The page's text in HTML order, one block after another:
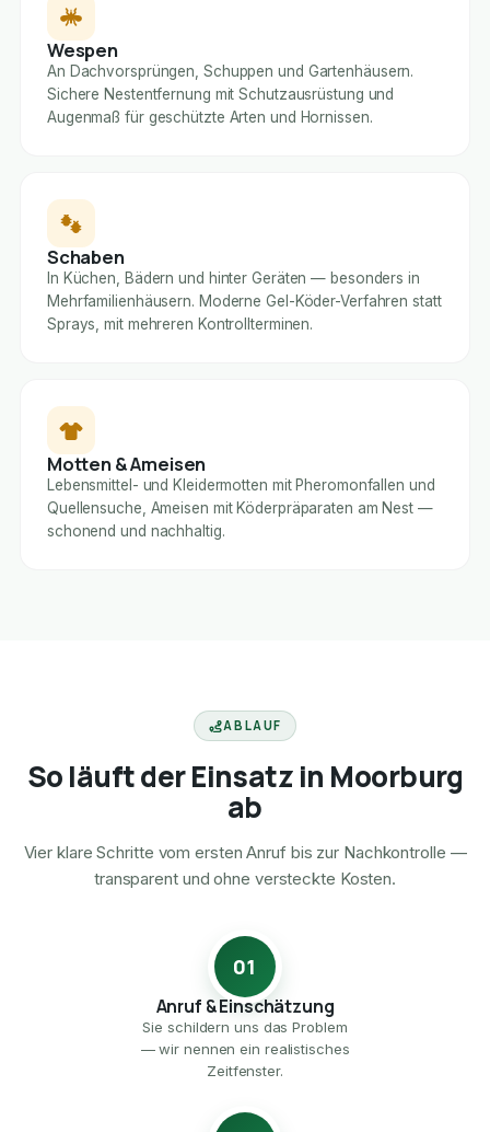
Wespen
An Dachvorsprüngen, Schuppen und Gartenhäusern.
Sichere Nestentfernung mit Schutzausrüstung und
Augenmaß für geschützte Arten und Hornissen.
Schaben
In Küchen, Bädern und hinter Geräten — besonders in
Mehrfamilienhäusern. Moderne Gel-Köder-Verfahren statt
Sprays, mit mehreren Kontrollterminen.
Motten & Ameisen
Lebensmittel- und Kleidermotten mit Pheromonfallen und
Quellensuche, Ameisen mit Köderpräparaten am Nest —
schonend und nachhaltig.
ABLAUF
So läuft der Einsatz in Moorburg
ab
Vier klare Schritte vom ersten Anruf bis zur Nachkontrolle —
transparent und ohne versteckte Kosten.
01
Anruf & Einschätzung
Sie schildern uns das Problem
— wir nennen ein realistisches
Zeitfenster.